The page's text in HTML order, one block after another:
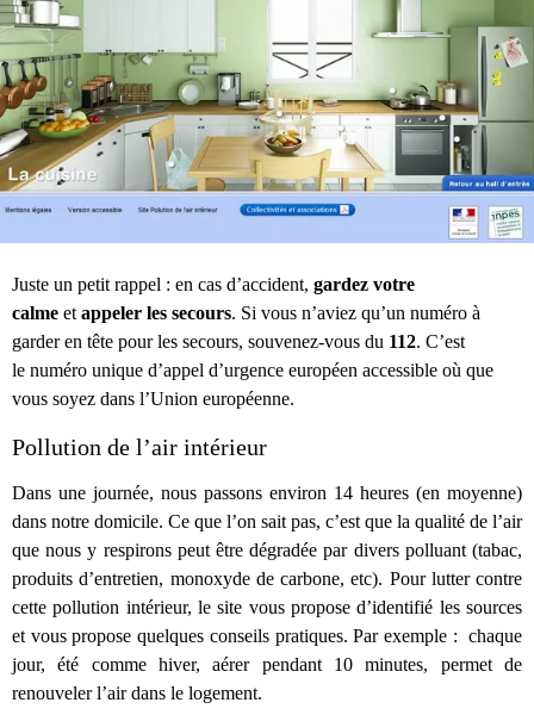
Juste un petit rappel : en cas d’accident, gardez votre
calme etappeler les secours. Si vous n’aviez qu’un numéro à
garder en tête pour les secours, souvenez-vous du 112. C’est
le numéro unique d’appel d’urgence européen accessible où que
vous soyez dans l’Union européenne.
Pollution de l’air intérieur
Dans une journée, nous passons environ 14 heures (en moyenne)
dans notre domicile. Ce que l’on sait pas, c’est que la qualité de l’air
que nous y respirons peut être dégradée par divers polluant (tabac,
produits d’entretien, monoxyde de carbone, etc). Pour lutter contre
cette pollution intérieur, le site vous propose d’identifié les sources
et vous propose quelques conseils pratiques. Par exemple : chaque
jour, été comme hiver, aérer pendant 10 minutes, permet de
renouveler l’air dans le logement.